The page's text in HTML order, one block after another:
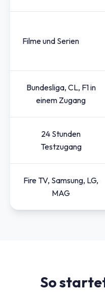
Filme und Serien
Bundesliga, CL, F1 in
einem Zugang
24 Stunden
Testzugang
Fire TV, Samsung, LG,
MAG
So